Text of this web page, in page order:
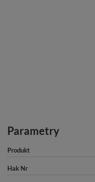
Parametry
Produkt
Hak Nr